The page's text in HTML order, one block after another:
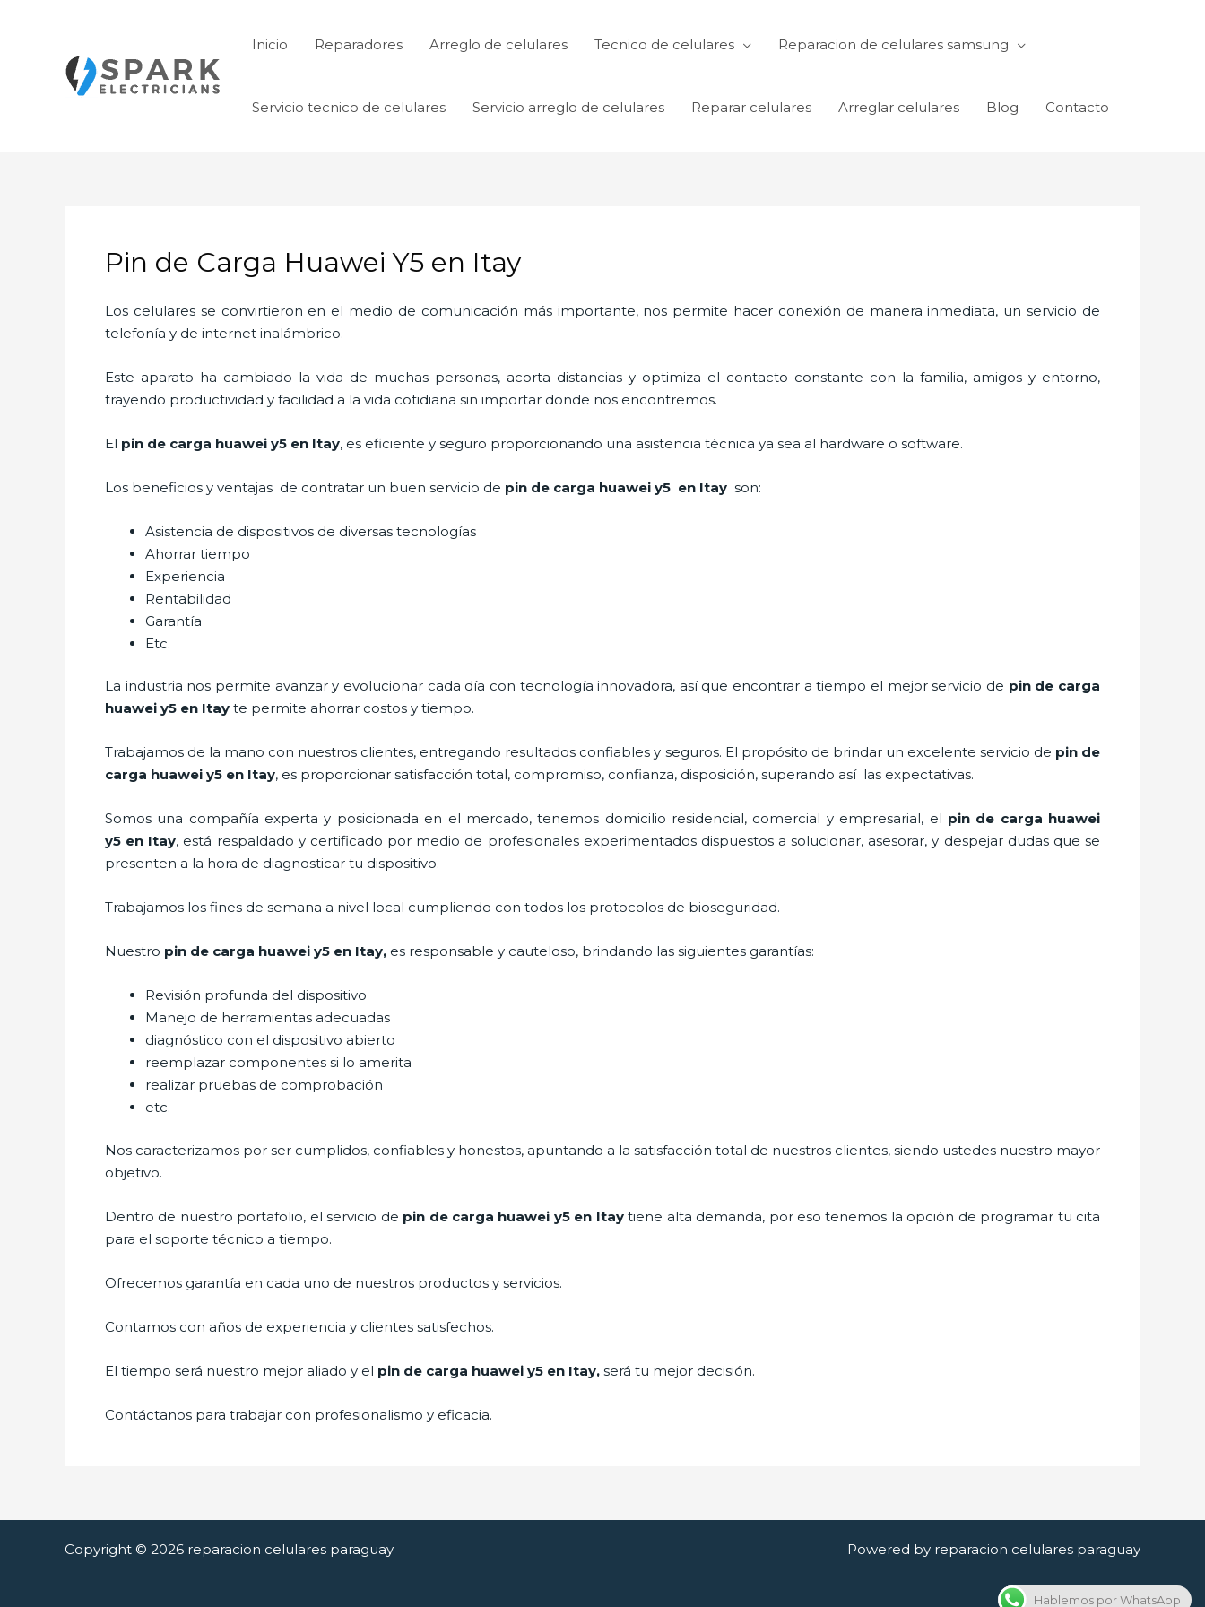
Inicio Reparadores Arreglo de celulares Tecnico de celulares Reparacion de celulares samsung
Servicio tecnico de celulares Servicio arreglo de celulares Reparar celulares Arreglar celulares Blog Contacto
Pin de Carga Huawei Y5 en Itay
Los celulares se convirtieron en el medio de comunicación más importante, nos permite hacer conexión de manera inmediata, un servicio de
telefonía y de internet inalámbrico.
Este aparato ha cambiado la vida de muchas personas, acorta distancias y optimiza el contacto constante con la familia, amigos y entorno,
trayendo productividad y facilidad a la vida cotidiana sin importar donde nos encontremos.
El pin de carga huawei y5 en Itay, es eficiente y seguro proporcionando una asistencia técnica ya sea al hardware o software.
Los beneficios y ventajas de contratar un buen servicio de pin de carga huawei y5 en Itay son:
Asistencia de dispositivos de diversas tecnologías
Ahorrar tiempo
Experiencia
Rentabilidad
Garantía
Etc.
La industria nos permite avanzar y evolucionar cada día con tecnología innovadora, así que encontrar a tiempo el mejor servicio de pin de carga
huawei y5 en Itay te permite ahorrar costos y tiempo.
Trabajamos de la mano con nuestros clientes, entregando resultados confiables y seguros. El propósito de brindar un excelente servicio de pin de
carga huawei y5 en Itay, es proporcionar satisfacción total, compromiso, confianza, disposición, superando así las expectativas.
Somos una compañía experta y posicionada en el mercado, tenemos domicilio residencial, comercial y empresarial, el pin de carga huawei
y5 en Itay, está respaldado y certificado por medio de profesionales experimentados dispuestos a solucionar, asesorar, y despejar dudas que se
presenten a la hora de diagnosticar tu dispositivo.
Trabajamos los fines de semana a nivel local cumpliendo con todos los protocolos de bioseguridad.
Nuestro pin de carga huawei y5 en Itay, es responsable y cauteloso, brindando las siguientes garantías:
Revisión profunda del dispositivo
Manejo de herramientas adecuadas
diagnóstico con el dispositivo abierto
reemplazar componentes si lo amerita
realizar pruebas de comprobación
etc.
Nos caracterizamos por ser cumplidos, confiables y honestos, apuntando a la satisfacción total de nuestros clientes, siendo ustedes nuestro mayor
objetivo.
Dentro de nuestro portafolio, el servicio de pin de carga huawei y5 en Itaytiene alta demanda, por eso tenemos la opción de programar tu cita
para el soporte técnico a tiempo.
Ofrecemos garantía en cada uno de nuestros productos y servicios.
Contamos con años de experiencia y clientes satisfechos.
El tiempo será nuestro mejor aliado y el pin de carga huawei y5 en Itay, será tu mejor decisión.
Contáctanos para trabajar con profesionalismo y eficacia.
Copyright © 2026 reparacion celulares paraguay Powered by reparacion celulares paraguay
Hablemos por WhatsApp